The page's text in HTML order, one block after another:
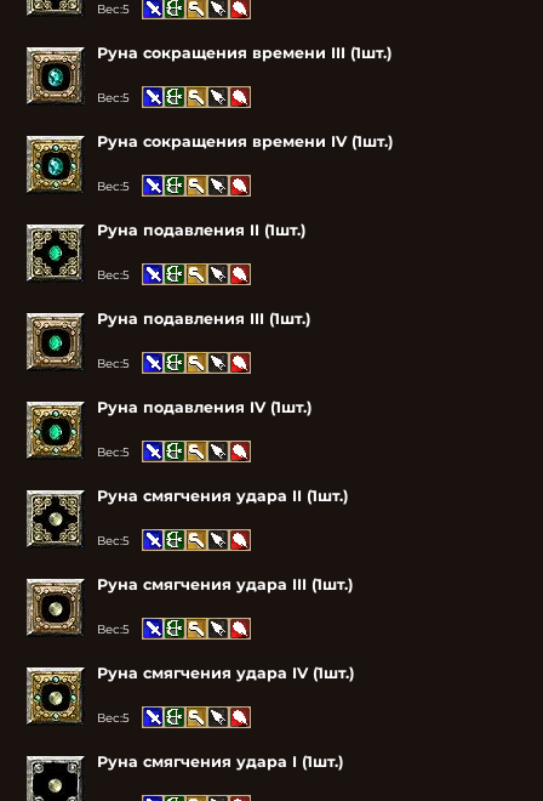
Вес:5
Руна сокращения времени III (1шт.)
Вес:5
Руна сокращения времени IV (1шт.)
Вес:5
Руна подавления II (1шт.)
Вес:5
Руна подавления III (1шт.)
Вес:5
Руна подавления IV (1шт.)
Вес:5
Руна смягчения удара II (1шт.)
Вес:5
Руна смягчения удара III (1шт.)
Вес:5
Руна смягчения удара IV (1шт.)
Вес:5
Руна смягчения удара I (1шт.)